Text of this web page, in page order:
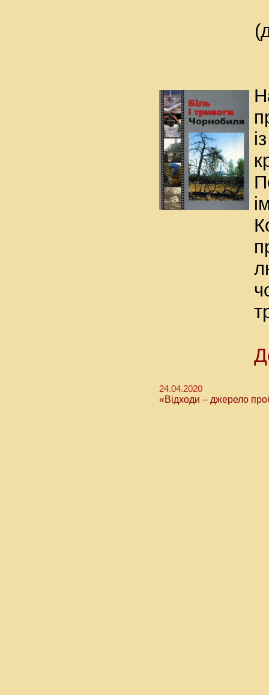
24.04.2020
«Відходи – джерело